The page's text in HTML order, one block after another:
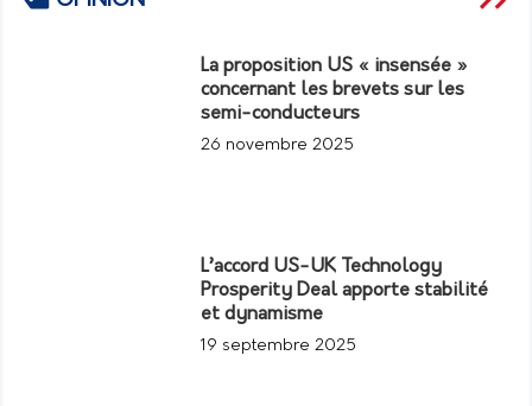
La proposition US « insensée »
concernant les brevets sur les
semi-conducteurs
26 novembre 2025
L’accord US-UK Technology
Prosperity Deal apporte stabilité
et dynamisme
19 septembre 2025